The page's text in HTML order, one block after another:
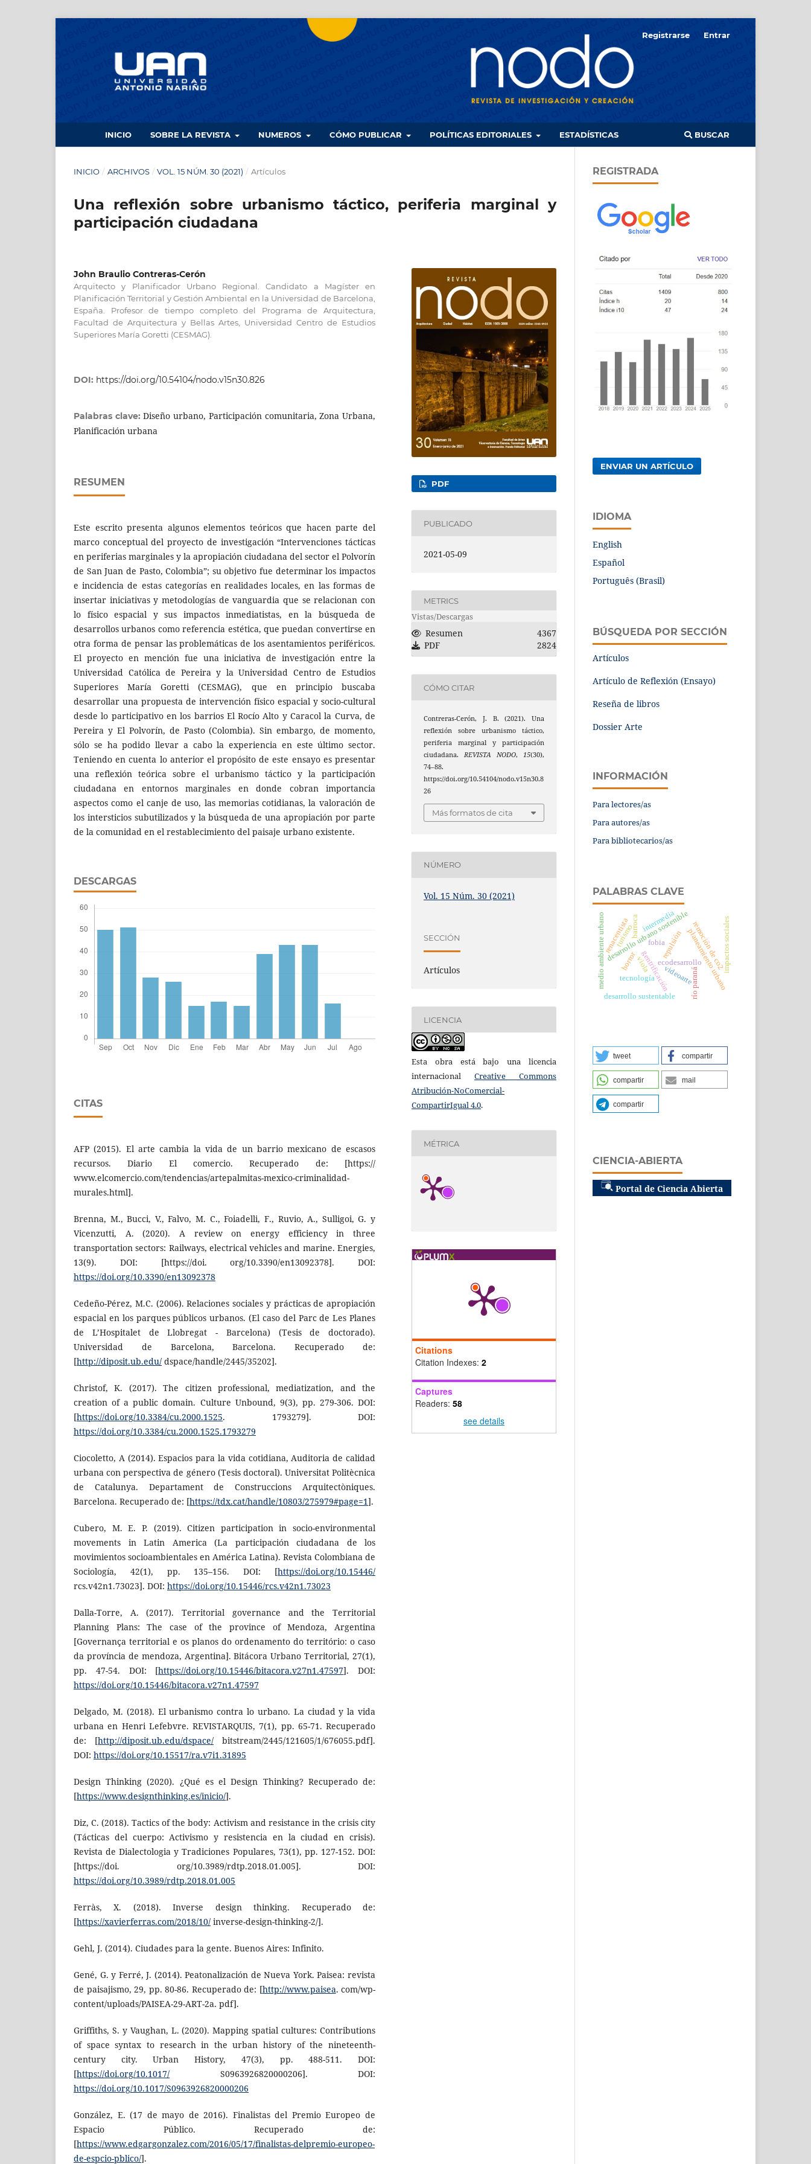
INICIO SOBRE LA REVISTA NUMEROS CÓMO PUBLICAR POLÍTICAS EDITORIALES ESTADÍSTICAS BUSCAR
Registrarse Entrar
INICIO / ARCHIVOS / VOL. 15 NÚM. 30 (2021) / Artículos
Una reflexión sobre urbanismo táctico, periferia marginal y
participación ciudadana
John Braulio Contreras-Cerón
Arquitecto y Planificador Urbano Regional. Candidato a Magíster en
Planificación Territorial y Gestión Ambiental en la Universidad de Barcelona,
España. Profesor de tiempo completo del Programa de Arquitectura,
Facultad de Arquitectura y Bellas Artes, Universidad Centro de Estudios
Superiores María Goretti (CESMAG).
DOI: https://doi.org/10.54104/nodo.v15n30.826
Palabras clave:Diseño urbano, Participación comunitaria, Zona Urbana,
Planificación urbana
RESUMEN
Este escrito presenta algunos elementos teóricos que hacen parte del
marco conceptual del proyecto de investigación “Intervenciones tácticas
en periferias marginales y la apropiación ciudadana del sector el Polvorín
de San Juan de Pasto, Colombia”; su objetivo fue determinar los impactos
e incidencia de estas categorías en realidades locales, en las formas de
insertar iniciativas y metodologías de vanguardia que se relacionan con
lo físico espacial y sus impactos inmediatistas, en la búsqueda de
desarrollos urbanos como referencia estética, que puedan convertirse en
otra forma de pensar las problemáticas de los asentamientos periféricos.
El proyecto en mención fue una iniciativa de investigación entre la
Universidad Católica de Pereira y la Universidad Centro de Estudios
Superiores María Goretti (CESMAG), que en principio buscaba
desarrollar una propuesta de intervención físico espacial y socio-cultural
desde lo participativo en los barrios El Rocío Alto y Caracol la Curva, de
Pereira y El Polvorín, de Pasto (Colombia). Sin embargo, de momento,
sólo se ha podido llevar a cabo la experiencia en este último sector.
Teniendo en cuenta lo anterior el propósito de este ensayo es presentar
una reflexión teórica sobre el urbanismo táctico y la participación
ciudadana en entornos marginales en donde cobran importancia
aspectos como el canje de uso, las memorias cotidianas, la valoración de
los intersticios subutilizados y la búsqueda de una apropiación por parte
de la comunidad en el restablecimiento del paisaje urbano existente.
DESCARGAS
CITAS
AFP (2015). El arte cambia la vida de un barrio mexicano de escasos
recursos. Diario El comercio. Recuperado de: [https://
www.elcomercio.com/tendencias/artepalmitas-mexico-criminalidad-
murales.html].
Brenna, M., Bucci, V., Falvo, M. C., Foiadelli, F., Ruvio, A., Sulligoi, G. y
Vicenzutti, A. (2020). A review on energy efficiency in three
transportation sectors: Railways, electrical vehicles and marine. Energies,
13(9). DOI: [https://doi. org/10.3390/en13092378]. DOI:
https://doi.org/10.3390/en13092378
Cedeño-Pérez, M.C. (2006). Relaciones sociales y prácticas de apropiación
espacial en los parques públicos urbanos. (El caso del Parc de Les Planes
de L’Hospitalet de Llobregat - Barcelona) (Tesis de doctorado).
Universidad de Barcelona, Barcelona. Recuperado de:
[http://diposit.ub.edu/ dspace/handle/2445/35202].
Christof, K. (2017). The citizen professional, mediatization, and the
creation of a public domain. Culture Unbound, 9(3), pp. 279-306. DOI:
[https://doi.org/10.3384/cu.2000.1525. 1793279]. DOI:
https://doi.org/10.3384/cu.2000.1525.1793279
Ciocoletto, A (2014). Espacios para la vida cotidiana, Auditoria de calidad
urbana con perspectiva de género (Tesis doctoral). Universitat Politècnica
de Catalunya. Departament de Construccions Arquitectòniques.
Barcelona. Recuperado de: [https://tdx.cat/handle/10803/275979#page=1].
Cubero, M. E. P. (2019). Citizen participation in socio-environmental
movements in Latin America (La participación ciudadana de los
movimientos socioambientales en América Latina). Revista Colombiana de
Sociología, 42(1), pp. 135–156. DOI: [https://doi.org/10.15446/
rcs.v42n1.73023]. DOI: https://doi.org/10.15446/rcs.v42n1.73023
Dalla-Torre, A. (2017). Territorial governance and the Territorial
Planning Plans: The case of the province of Mendoza, Argentina
[Governança territorial e os planos do ordenamento do território: o caso
da província de mendoza, Argentina]. Bitácora Urbano Territorial, 27(1),
pp. 47-54. DOI: [https://doi.org/10.15446/bitacora.v27n1.47597]. DOI:
https://doi.org/10.15446/bitacora.v27n1.47597
Delgado, M. (2018). El urbanismo contra lo urbano. La ciudad y la vida
urbana en Henri Lefebvre. REVISTARQUIS, 7(1), pp. 65-71. Recuperado
de: [http://diposit.ub.edu/dspace/ bitstream/2445/121605/1/676055.pdf].
DOI: https://doi.org/10.15517/ra.v7i1.31895
Design Thinking (2020). ¿Qué es el Design Thinking? Recuperado de:
[https://www.designthinking.es/inicio/].
Diz, C. (2018). Tactics of the body: Activism and resistance in the crisis city
(Tácticas del cuerpo: Activismo y resistencia en la ciudad en crisis).
Revista de Dialectologia y Tradiciones Populares, 73(1), pp. 127-152. DOI:
[https://doi. org/10.3989/rdtp.2018.01.005]. DOI:
https://doi.org/10.3989/rdtp.2018.01.005
Ferràs, X. (2018). Inverse design thinking. Recuperado de:
[https://xavierferras.com/2018/10/ inverse-design-thinking-2/].
Gehl, J. (2014). Ciudades para la gente. Buenos Aires: Infinito.
Gené, G. y Ferré, J. (2014). Peatonalización de Nueva York. Paisea: revista
de paisajismo, 29, pp. 80-86. Recuperado de: [http://www.paisea. com/wp-
content/uploads/PAISEA-29-ART-2a. pdf].
Griffiths, S. y Vaughan, L. (2020). Mapping spatial cultures: Contributions
of space syntax to research in the urban history of the nineteenth-
century city. Urban History, 47(3), pp. 488-511. DOI:
[https://doi.org/10.1017/ S0963926820000206]. DOI:
https://doi.org/10.1017/S0963926820000206
González, E. (17 de mayo de 2016). Finalistas del Premio Europeo de
Espacio Público. Recuperado de:
[https://www.edgargonzalez.com/2016/05/17/finalistas-delpremio-europeo-
de-espcio-pblico/].
PDF
PUBLICADO
2021-05-09
METRICS
Vistas/Descargas
Resumen
4367
PDF
2824
CÓMO CITAR
Contreras-Cerón, J. B. (2021). Una
reflexión sobre urbanismo táctico,
periferia marginal y participación
ciudadana.REVISTA NODO,15(30),
74–88.
https://doi.org/10.54104/nodo.v15n30.8
26
Más formatos de cita
NÚMERO
Vol. 15 Núm. 30 (2021)
SECCIÓN
Artículos
LICENCIA
Esta obra está bajo una licencia
internacional Creative Commons
Atribución-NoComercial-
CompartirIgual 4.0.
MÉTRICA
Citations
Citation Indexes: 2
Captures
Readers: 58
see details
REGISTRADA
ENVIAR UN ARTÍCULO
IDIOMA
English
Español
Português (Brasil)
BÚSQUEDA POR SECCIÓN
Artículos
Artículo de Reflexión (Ensayo)
Reseña de libros
Dossier Arte
INFORMACIÓN
Para lectores/as
Para autores/as
Para bibliotecarios/as
PALABRAS CLAVE
gentrificaciónecodesarrollo
repulsión
horror planeamiento urbano
desarrollo sustentable
desarrollo urbano sostenible
medio ambiente urbano viola videoarte
renacentistabarroca
fobia remoción de co2
tecnología río paraná
impactos sociales
turismo
intermedia
tweet compartir
compartir mail
compartir
CIENCIA-ABIERTA
Portal de Ciencia Abierta